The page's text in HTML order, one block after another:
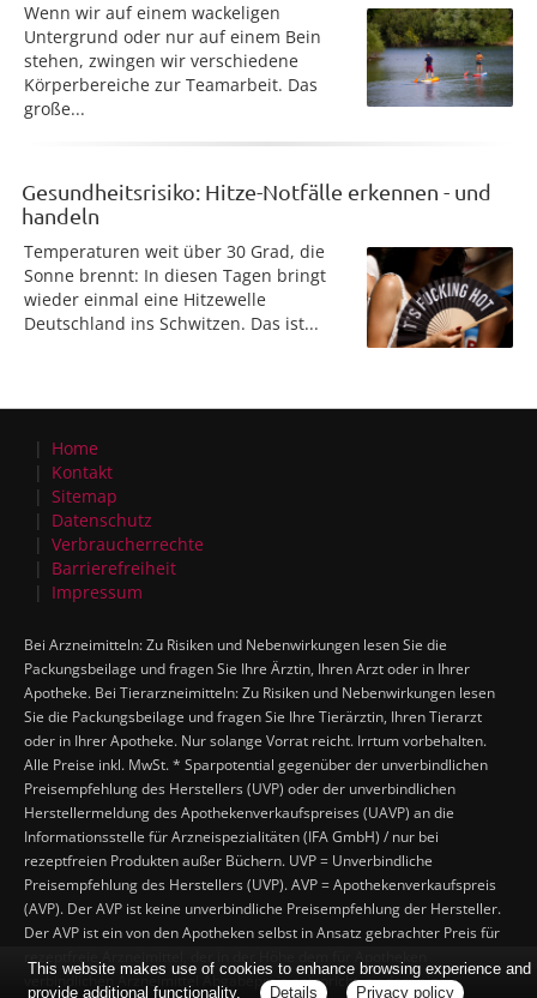
Wenn wir auf einem wackeligen
Untergrund oder nur auf einem Bein
stehen, zwingen wir verschiedene
Körperbereiche zur Teamarbeit. Das
große...
Gesundheitsrisiko: Hitze-Notfälle erkennen - und
handeln
Temperaturen weit über 30 Grad, die
Sonne brennt: In diesen Tagen bringt
wieder einmal eine Hitzewelle
Deutschland ins Schwitzen. Das ist...
Home
Kontakt
Sitemap
Datenschutz
Verbraucherrechte
Barrierefreiheit
Impressum
Bei Arzneimitteln: Zu Risiken und Nebenwirkungen lesen Sie die
Packungsbeilage und fragen Sie Ihre Ärztin, Ihren Arzt oder in Ihrer
Apotheke. Bei Tierarzneimitteln: Zu Risiken und Nebenwirkungen lesen
Sie die Packungsbeilage und fragen Sie Ihre Tierärztin, Ihren Tierarzt
oder in Ihrer Apotheke. Nur solange Vorrat reicht. Irrtum vorbehalten.
Alle Preise inkl. MwSt. * Sparpotential gegenüber der unverbindlichen
Preisempfehlung des Herstellers (UVP) oder der unverbindlichen
Herstellermeldung des Apothekenverkaufspreises (UAVP) an die
Informationsstelle für Arzneispezialitäten (IFA GmbH) / nur bei
rezeptfreien Produkten außer Büchern. UVP = Unverbindliche
Preisempfehlung des Herstellers (UVP). AVP = Apothekenverkaufspreis
(AVP). Der AVP ist keine unverbindliche Preisempfehlung der Hersteller.
Der AVP ist ein von den Apotheken selbst in Ansatz gebrachter Preis für
verbindlichen Arzneimittel Abgabepreis entspricht, zu dem eine
This website makes use of cookies to enhance browsing experience and
provide additional functionality.
Details Privacy policy